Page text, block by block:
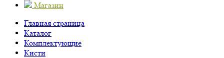
Магазин
Главная страница
Каталог
Комплектующие
Кисти